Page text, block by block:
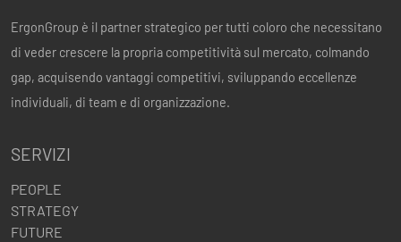
ErgonGroup è il partner strategico per tutti coloro che necessitano
di veder crescere la propria competitività sul mercato, colmando
gap, acquisendo vantaggi competitivi, sviluppando eccellenze
individuali, di team e di organizzazione.
SERVIZI
PEOPLE
STRATEGY
FUTURE